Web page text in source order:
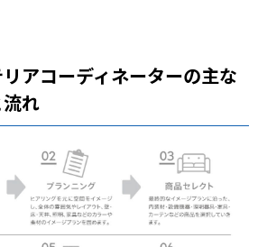
アコーディネーターの主な
れ